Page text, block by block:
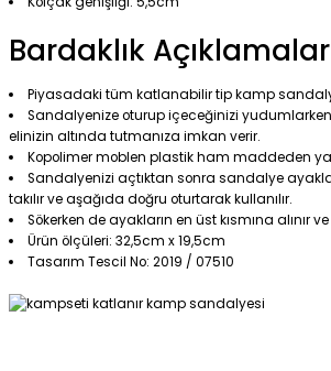
Bardaklık
Piyasadaki tüm katlanabilir tip kamp
Sandalyenize oturup içeceğinizi yudumlarken
elinizin altında tutmanıza imkan verir.
Kopolimer moblen plastik ham maddeden
Sandalyenizi açtıktan sonra sandalye
takılır ve aşağıda doğru oturtarak kullanılır.
Sökerken de ayakların en üst kısmına alınır ve
Ürün ölçüleri: 32,5cm x 19,5cm
Tasarım Tescil No: 2019 / 07510